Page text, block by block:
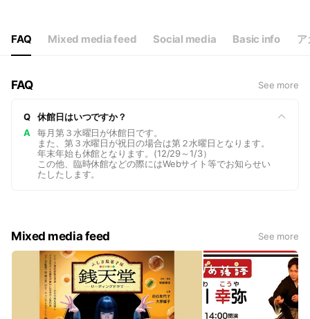
※窓口は9:00～20:00です。
FAQ Mixed media feed Social media Basic info ア
FAQ See more
Q
休館日はいつですか？
A
毎月第３水曜日が休館日です。
また、第３水曜日が祝日の場合は第２水曜日となります。
年末年始も休館となります。(12/29～1/3）
この他、臨時休館などの際にはWebサイト等でお知らせい
たしたします。
Mixed media feed See more